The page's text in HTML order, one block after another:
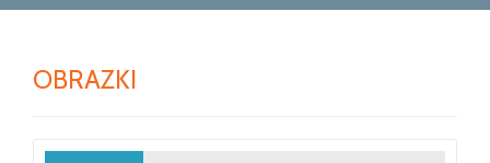
OBRAZKI